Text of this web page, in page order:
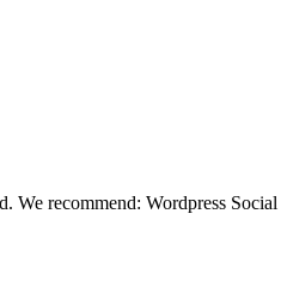
We recommend: Wordpress